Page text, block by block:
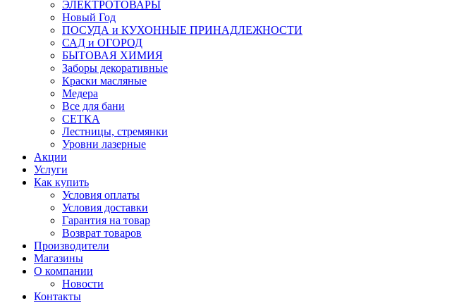
ЭЛЕКТРОТОВАРЫ
Новый Год
ПОСУДА и КУХОННЫЕ ПРИНАДЛЕЖНОСТИ
САД и ОГОРОД
БЫТОВАЯ ХИМИЯ
Заборы декоративные
Краски масляные
Медера
Все для бани
СЕТКА
Лестницы, стремянки
Уровни лазерные
Акции
Услуги
Как купить
Условия оплаты
Условия доставки
Гарантия на товар
Возврат товаров
Производители
Магазины
О компании
Новости
Контакты